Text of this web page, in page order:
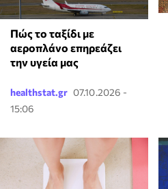
Πώς το ταξίδι με
αεροπλάνο επηρεάζει
την υγεία μας
healthstat.gr 07.10.2026 -
15:06